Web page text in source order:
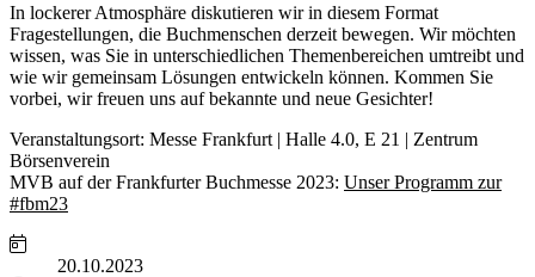
In lockerer Atmosphäre diskutieren wir in diesem Format
Fragestellungen, die Buchmenschen derzeit bewegen. Wir möchten
wissen, was Sie in unterschiedlichen Themenbereichen umtreibt und
wie wir gemeinsam Lösungen entwickeln können. Kommen Sie
vorbei, wir freuen uns auf bekannte und neue Gesichter!
Veranstaltungsort: Messe Frankfurt | Halle 4.0, E 21 | Zentrum
Börsenverein
MVB auf der Frankfurter Buchmesse 2023: Unser Programm zur
#fbm23
20.10.2023